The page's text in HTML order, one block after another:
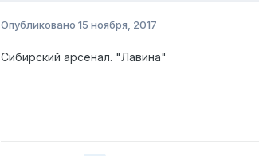
Опубликовано 15 ноября, 2017
Сибирский арсенал. "Лавина"